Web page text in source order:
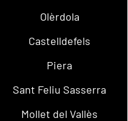
Olèrdola
Castelldefels
Piera
Sant Feliu Sasserra
Mollet del Vallès